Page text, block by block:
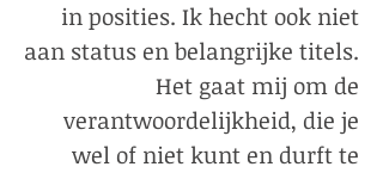
in posities. Ik hecht ook niet
aan status en belangrijke titels.
Het gaat mij om de
verantwoordelijkheid, die je
wel of niet kunt en durft te